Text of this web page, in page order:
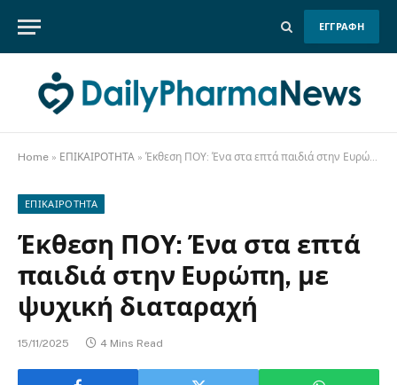
ΕΓΓΡΑΦΗ
Home » ΕΠΙΚΑΙΡΟΤΗΤΑ » Έκθεση ΠΟΥ: Ένα στα επτά παιδιά στην Ευρώπη, με ψυχική διαταραχή
ΕΠΙΚΑΙΡΟΤΗΤΑ
Έκθεση ΠΟΥ: Ένα στα επτά
παιδιά στην Ευρώπη, με
ψυχική διαταραχή
15/11/2025 4 Mins Read